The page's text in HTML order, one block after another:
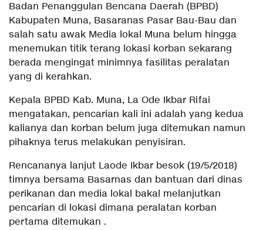
Badan Penanggulan Bencana Daerah (BPBD)
Kabupaten Muna, Basaranas Pasar Bau-Bau dan
salah satu awak Media lokal Muna belum hingga
menemukan titik terang lokasi korban sekarang
berada mengingat minimnya fasilitas peralatan
yang di kerahkan.
Kepala BPBD Kab. Muna, La Ode Ikbar Rifai
mengatakan, pencarian kali ini adalah yang kedua
kalianya dan korban belum juga ditemukan namun
pihaknya terus melakukan penyisiran.
Rencananya lanjut Laode Ikbar besok (19/5/2018)
timnya bersama Basarnas dan bantuan dari dinas
perikanan dan media lokal bakal melanjutkan
pencarian di lokasi dimana peralatan korban
pertama ditemukan .